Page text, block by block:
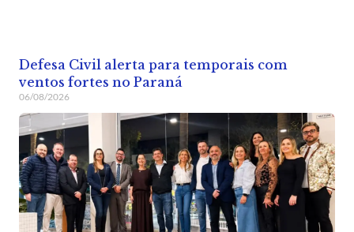
Defesa Civil alerta para temporais com
ventos fortes no Paraná
06/08/2026